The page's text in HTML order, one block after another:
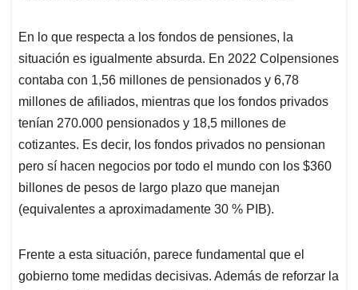
En lo que respecta a los fondos de pensiones, la
situación es igualmente absurda. En 2022 Colpensiones
contaba con 1,56 millones de pensionados y 6,78
millones de afiliados, mientras que los fondos privados
tenían 270.000 pensionados y 18,5 millones de
cotizantes. Es decir, los fondos privados no pensionan
pero sí hacen negocios por todo el mundo con los $360
billones de pesos de largo plazo que manejan
(equivalentes a aproximadamente 30 % PIB).
Frente a esta situación, parece fundamental que el
gobierno tome medidas decisivas. Además de reforzar la